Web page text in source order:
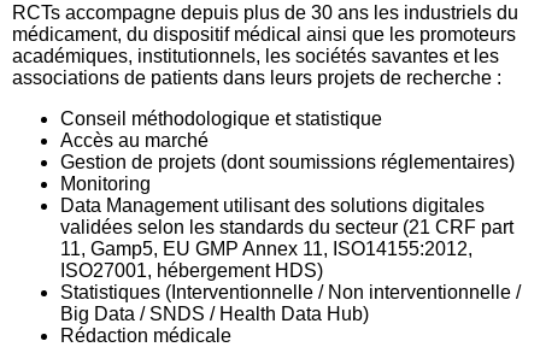
RCTs accompagne depuis plus de 30 ans les industriels du
médicament, du dispositif médical ainsi que les promoteurs
académiques, institutionnels, les sociétés savantes et les
associations de patients dans leurs projets de recherche :
Conseil méthodologique et statistique
Accès au marché
Gestion de projets (dont soumissions réglementaires)
Monitoring
Data Management utilisant des solutions digitales
validées selon les standards du secteur (21 CRF part
11, Gamp5, EU GMP Annex 11, ISO14155:2012,
ISO27001, hébergement HDS)
Statistiques (Interventionnelle / Non interventionnelle /
Big Data / SNDS / Health Data Hub)
Rédaction médicale